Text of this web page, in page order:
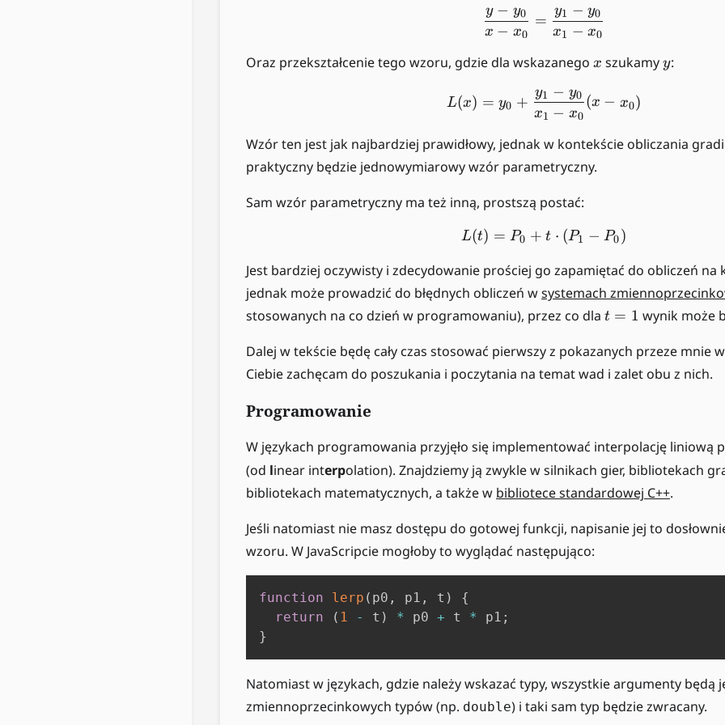
\
t
1
=
+
d
o
2
+
1
0
1
5
\frac {y-y_0}{x-x_0} =
x − x0
y − y0 =
x1 − x0
y1 − y0
Oraz przekształcenie tego wzoru, gdzie dla wskazanego x
x szukamyy
y:
L(x) = y_0 + \frac{y_1-
L(x) = y0 +
x1 − x0
y1 − y0 (x − x0)
Wzór ten jest jak najbardziej prawidłowy, jednak w kontekście obliczania
praktyczny będzie jednowymiarowy wzór parametryczny.
Sam wzór parametryczny ma też inną, prostszą postać:
L(t) = P_0 + t \cdot (P_1 -
L(t) = P0 + t ⋅ (P1 − P0)
Jest bardziej oczywisty i zdecydowanie prościej go zapamiętać do obliczeń na
jednak może prowadzić do błędnych obliczeń wsystemach
stosowanych na co dzień w programowaniu), przez co dla t
1
t = 1 wynik może
Dalej w tekście będę cały czas stosować pierwszy z pokazanych przeze mnie
Ciebie zachęcam do poszukania i poczytania na temat wad i zalet obu z nich.
Programowanie
W językach programowania przyjęło się implementować interpolację liniową
(od linear interpolation). Znajdziemy ją zwykle w silnikach gier, bibliotekach
bibliotekach matematycznych, a także w bibliotece standardowej C++.
Jeśli natomiast nie masz dostępu do gotowej funkcji, napisanie jej to
wzoru. W JavaScripcie mogłoby to wyglądać następująco:
function lerp ( p0 , p1 , t )
{
return
( 1 - t ) * p0 + t * p1 ;
}
Natomiast w językach, gdzie należy wskazać typy, wszystkie argumenty będą
zmiennoprzecinkowych typów (np. double) i taki sam typ będzie zwracany.